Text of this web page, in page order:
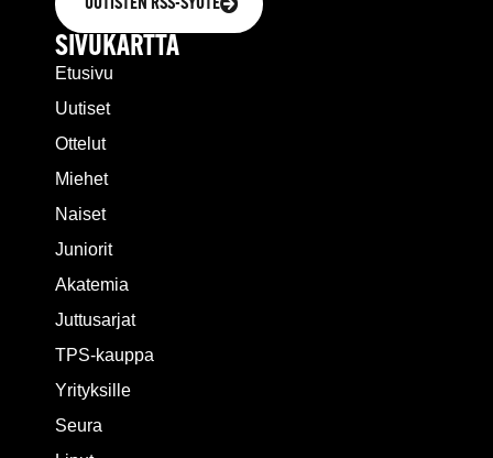
UUTISTEN RSS-SYÖTE
SIVUKARTTA
Etusivu
Uutiset
Ottelut
Miehet
Naiset
Juniorit
Akatemia
Juttusarjat
TPS-kauppa
Yrityksille
Seura